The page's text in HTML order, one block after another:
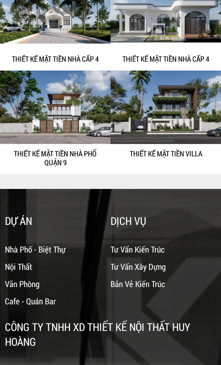
THIẾT KẾ MẶT TIỀN NHÀ CẤP 4 THIẾT KẾ MẶT TIỀN NHÀ CẤP 4
THIẾT KẾ MẶT TIỀN NHÀ PHỐ
QUẬN 9
THIẾT KẾ MẶT TIỀN VILLA
DỰ ÁN
Nhà Phố - Biệt Thự
Nội Thất
Văn Phòng
Cafe - Quán Bar
DỊCH VỤ
Tư Vấn Kiến Trúc
Tư Vấn Xây Dựng
Bản Vẻ Kiến Trúc
CÔNG TY TNHH XD THIẾT KẾ NỘI THẤT HUY
HOÀNG